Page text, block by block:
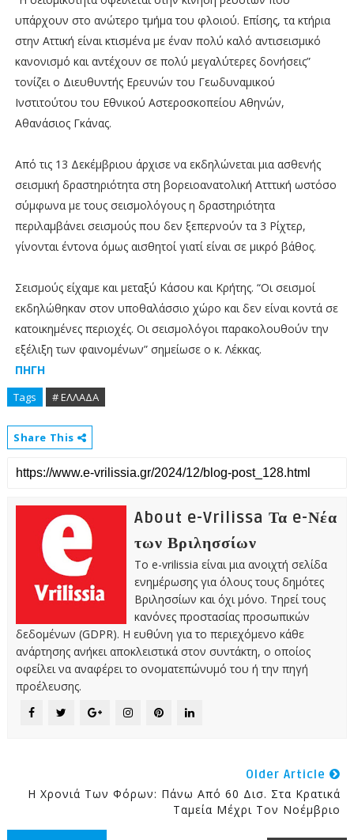
υπάρχουν στο ανώτερο τμήμα του φλοιού. Επίσης, τα κτήρια
στην Αττική είναι κτισμένα με έναν πολύ καλό αντισεισμικό
κανονισμό και αντέχουν σε πολύ μεγαλύτερες δονήσεις”
τονίζει ο Διευθυντής Ερευνών του Γεωδυναμικού
Ινστιτούτου του Εθνικού Αστεροσκοπείου Αθηνών,
Αθανάσιος Γκάνας.
Από τις 13 Δεκέμβριου άρχισε να εκδηλώνεται μια ασθενής
σεισμική δραστηριότητα στη βορειοανατολική Ατττική ωστόσο
σύμφωνα με τους σεισμολόγους η δραστηριότητα
περιλαμβάνει σεισμούς που δεν ξεπερνούν τα 3 Ρίχτερ,
γίνονται έντονα όμως αισθητοί γιατί είναι σε μικρό βάθος.
Σεισμούς είχαμε και μεταξύ Κάσου και Κρήτης. “Οι σεισμοί
εκδηλώθηκαν στον υποθαλάσσιο χώρο και δεν είναι κοντά σε
κατοικημένες περιοχές. Οι σεισμολόγοι παρακολουθούν την
εξέλιξη των φαινομένων” σημείωσε ο κ. Λέκκας.
ΠΗΓΗ
Tags # ΕΛΛΑΔΑ
Share This
About e-Vrilissa Τα e-Νέα
των Βριλησσίων
Το e-vrilissia είναι μια ανοιχτή σελίδα
ενημέρωσης για όλους τους δημότες
Βριλησσίων και όχι μόνο. Τηρεί τους
κανόνες προστασίας προσωπικών
δεδομένων (GDPR). Η ευθύνη για το περιεχόμενο κάθε
ανάρτησης ανήκει αποκλειστικά στον συντάκτη, ο οποίος
οφείλει να αναφέρει το ονοματεπώνυμό του ή την πηγή
προέλευσης.
Older Article
Η Χρονιά Των Φόρων: Πάνω Από 60 Δισ. Στα Κρατικά
Ταμεία Μέχρι Τον Νοέμβριο